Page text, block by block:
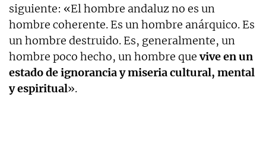
siguiente: «El hombre andaluz no es un
hombre coherente. Es un hombre anárquico. Es
un hombre destruido. Es, generalmente, un
hombre poco hecho, un hombre quevive en un
estado de ignorancia y miseria cultural, mental
y espiritual».